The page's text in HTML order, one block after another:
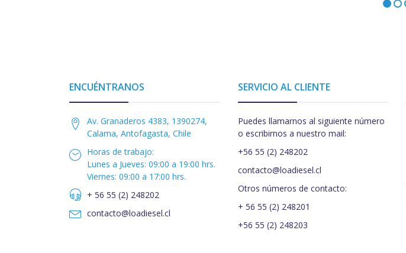
ENCUÉNTRANOS
Av. Granaderos 4383, 1390274,
Calama, Antofagasta, Chile
Horas de trabajo:
Lunes a Jueves: 09:00 a 19:00 hrs.
Viernes: 09:00 a 17:00 hrs.
+ 56 55 (2) 248202
contacto@loadiesel.cl
SERVICIO AL CLIENTE
Puedes llamarnos al siguiente número
o escribirnos a nuestro mail:
+56 55 (2) 248202
contacto@loadiesel.cl
Otros números de contacto:
+ 56 55 (2) 248201
+56 55 (2) 248203